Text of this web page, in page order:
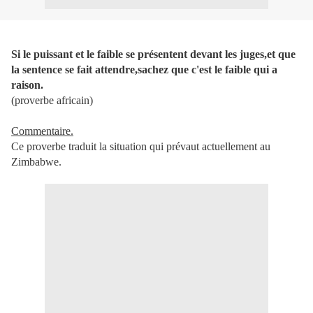
Si le puissant et le faible se présentent devant les juges,et que
la sentence se fait attendre,sachez que c'est le faible qui a
raison.
(proverbe africain)
Commentaire.
Ce proverbe traduit la situation qui prévaut actuellement au
Zimbabwe.